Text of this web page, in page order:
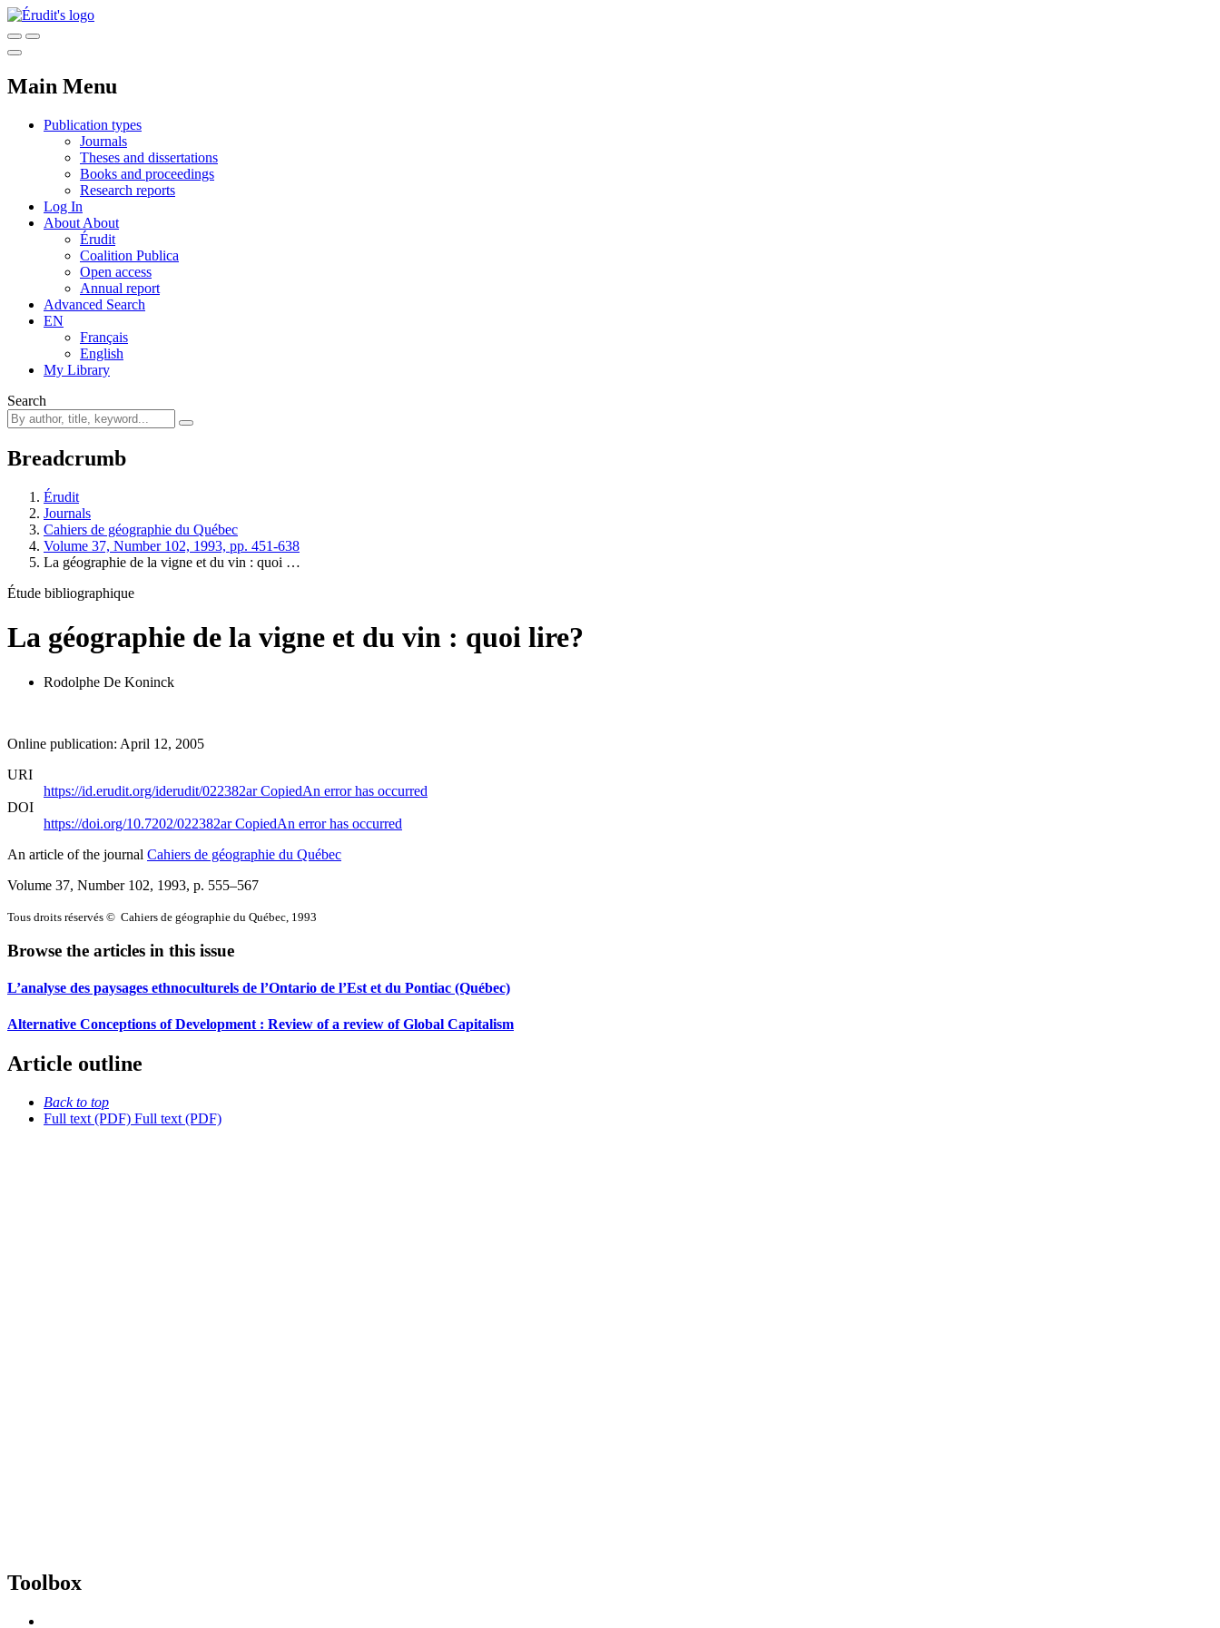
Main Menu
Publication types
Journals
Theses and dissertations
Books and proceedings
Research reports
Log In
About About
Érudit
Coalition Publica
Open access
Annual report
Advanced Search
EN
Français
English
My Library
Search
Breadcrumb
Érudit
Journals
Cahiers de géographie du Québec
Volume 37, Number 102, 1993, pp. 451-638
La géographie de la vigne et du vin : quoi …
Étude bibliographique
La géographie de la vigne et du vin : quoi lire?
Rodolphe De Koninck
Online publication: April 12, 2005
URI
https://id.erudit.org/iderudit/022382arCopiedAn error has occurred
DOI
https://doi.org/10.7202/022382arCopiedAn error has occurred
An article of the journal Cahiers de géographie du Québec
Volume 37, Number 102, 1993, p. 555–567
Tous droits réservés © Cahiers de géographie du Québec, 1993
Browse the articles in this issue
L’analyse des paysages ethnoculturels de l’Ontario de l’Est et du Pontiac (Québec)
Alternative Conceptions of Development : Review of a review of Global Capitalism
Article outline
Back to top
Full text (PDF) Full text (PDF)
Toolbox